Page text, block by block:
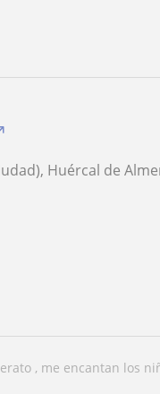
Huércal de
, me encantan los